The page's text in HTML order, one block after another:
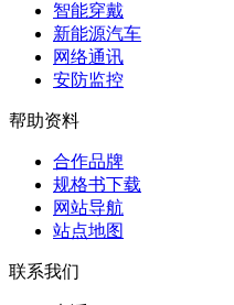
智能穿戴
新能源汽车
网络通讯
安防监控
帮助资料
合作品牌
规格书下载
网站导航
站点地图
联系我们